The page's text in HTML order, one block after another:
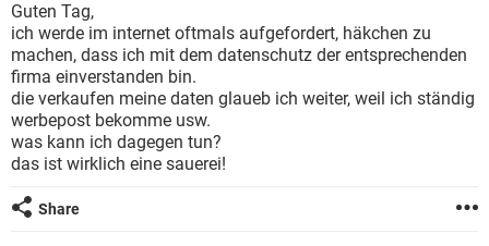
Guten Tag,
ich werde im internet oftmals aufgefordert, häkchen zu
machen, dass ich mit dem datenschutz der entsprechenden
firma einverstanden bin.
die verkaufen meine daten glaueb ich weiter, weil ich ständig
werbepost bekomme usw.
was kann ich dagegen tun?
das ist wirklich eine sauerei!
Share